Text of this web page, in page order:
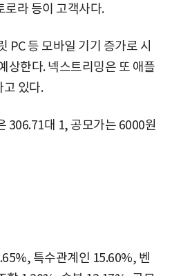
로라 등이 고객사다.
PC 등 모바일 기기 증가로 시
상한다. 넥스트리밍은 또 애플
있다.
306.71대 1, 공모가는 6000원
특수관계인 15.60%, 벤